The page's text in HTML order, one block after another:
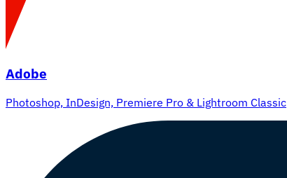
Adobe
Photoshop, InDesign, Premiere Pro & Lightroom Classic